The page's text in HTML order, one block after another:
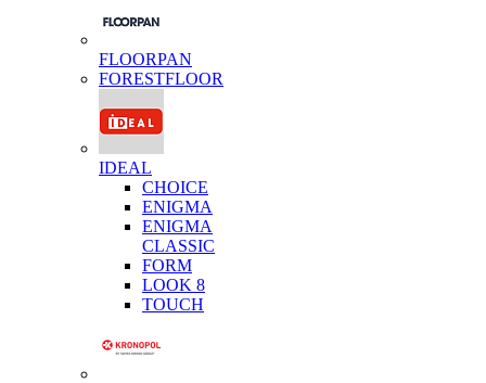
FLOORPAN
FORESTFLOOR
IDEAL
CHOICE
ENIGMA
ENIGMA
CLASSIC
FORM
LOOK 8
TOUCH